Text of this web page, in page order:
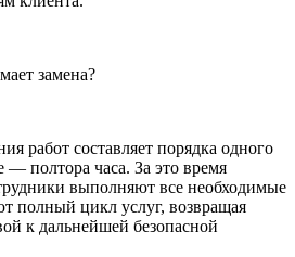
замена?
работ составляет порядка одного
— полтора часа. За это время
выполняют все необходимые
полный цикл услуг, возвращая
к дальнейшей безопасной